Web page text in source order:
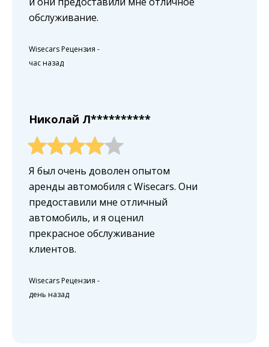
обслуживание.
Wisecars Рецензия -
час назад
Николай Л**********
Я был очень доволен опытом
аренды автомобиля с Wisecars. Они
предоставили мне отличный
автомобиль, и я оценил
прекрасное обслуживание
клиентов.
Wisecars Рецензия -
день назад